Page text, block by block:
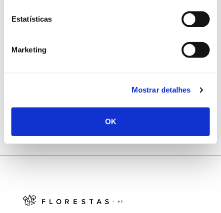
Estatísticas
Marketing
Mostrar detalhes
OK
no verão 2026